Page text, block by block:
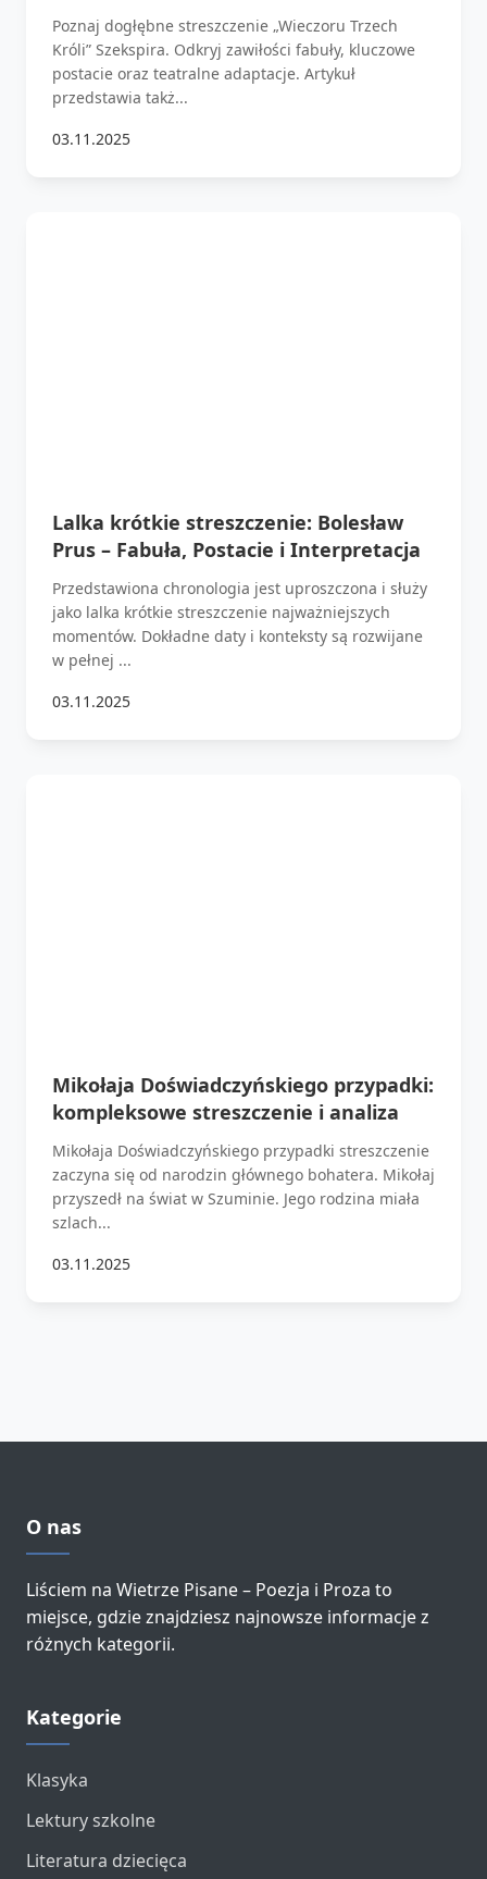
Poznaj dogłębne streszczenie „Wieczoru Trzech
Króli” Szekspira. Odkryj zawiłości fabuły, kluczowe
postacie oraz teatralne adaptacje. Artykuł
przedstawia takż...
03.11.2025
Lalka krótkie streszczenie: Bolesław
Prus – Fabuła, Postacie i Interpretacja
Przedstawiona chronologia jest uproszczona i służy
jako lalka krótkie streszczenie najważniejszych
momentów. Dokładne daty i konteksty są rozwijane
w pełnej ...
03.11.2025
Mikołaja Doświadczyńskiego przypadki:
kompleksowe streszczenie i analiza
Mikołaja Doświadczyńskiego przypadki streszczenie
zaczyna się od narodzin głównego bohatera. Mikołaj
przyszedł na świat w Szuminie. Jego rodzina miała
szlach...
03.11.2025
O nas
Liściem na Wietrze Pisane – Poezja i Proza to
miejsce, gdzie znajdziesz najnowsze informacje z
różnych kategorii.
Kategorie
Klasyka
Lektury szkolne
Literatura dziecięca